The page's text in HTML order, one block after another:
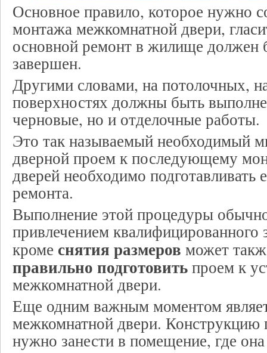
Основное правило, которое нужно
монтажа межкомнатной двери,
основной ремонт в жилище должен
завершен.
Другими словами, на потолочных,
поверхностях должны быть
черновые, но и отделочные работы.
Это так называемый необходимый
дверной проем к последующему
дверей необходимо
ремонта.
Выполнение этой процедуры
привлечением
кроме снятия размеров может
правильно подготовитьпроем к
межкомнатной двери.
Еще одним важным моментом
межкомнатной двери. Конструкцию
нужно занести в помещение, где она